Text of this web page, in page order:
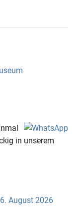
in unserem
August 2026